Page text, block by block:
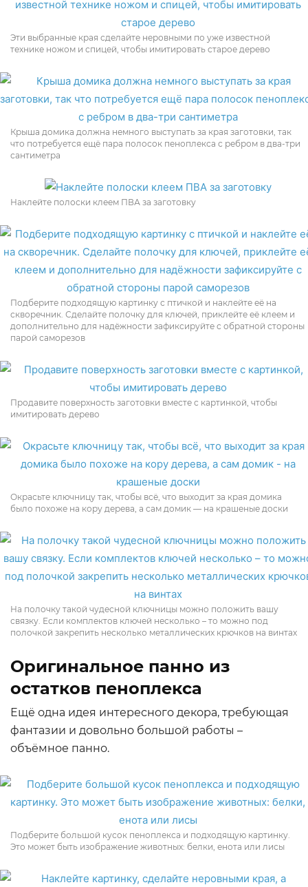
Эти выбранные края сделайте неровными по уже известной
технике ножом и спицей, чтобы имитировать старое дерево
Крыша домика должна немного выступать за края заготовки, так
что потребуется ещё пара полосок пеноплекса с ребром в два-три
сантиметра
Наклейте полоски клеем ПВА за заготовку
Подберите подходящую картинку с птичкой и наклейте её на
скворечник. Сделайте полочку для ключей, приклейте её клеем и
дополнительно для надёжности зафиксируйте с обратной стороны
парой саморезов
Продавите поверхность заготовки вместе с картинкой, чтобы
имитировать дерево
Окрасьте ключницу так, чтобы всё, что выходит за края домика
было похоже на кору дерева, а сам домик — на крашеные доски
На полочку такой чудесной ключницы можно положить вашу
связку. Если комплектов ключей несколько – то можно под
полочкой закрепить несколько металлических крючков на винтах
Оригинальное панно из
остатков пеноплекса
Ещё одна идея интересного декора, требующая
фантазии и довольно большой работы –
объёмное панно.
Подберите большой кусок пеноплекса и подходящую картинку.
Это может быть изображение животных: белки, енота или лисы